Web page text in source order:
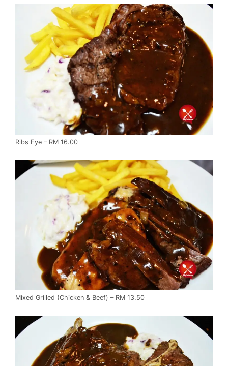
Ribs Eye – RM 16.00
Mixed Grilled (Chicken & Beef) – RM 13.50